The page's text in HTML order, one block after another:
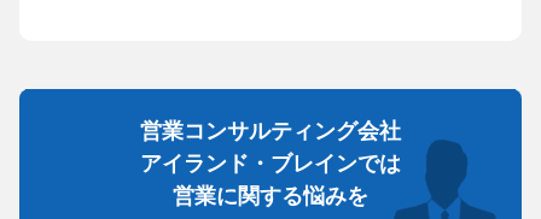
営業コンサルティング会社
アイランド・ブレインでは
営業に関する悩みを